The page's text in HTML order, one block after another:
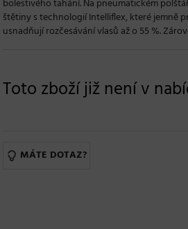
bolestivého tahání. Na pneumatickém
štětiny s technologií Intelliflex, které jemně
usnadňují rozčesávání vlasů až o 55 %.
Toto zboží již není v
MÁTE DOTAZ?